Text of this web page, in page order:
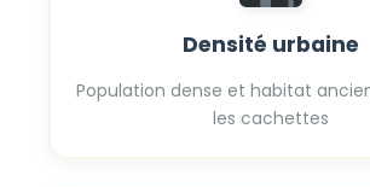
Densité urbaine
Population dense et habitat
les cachettes